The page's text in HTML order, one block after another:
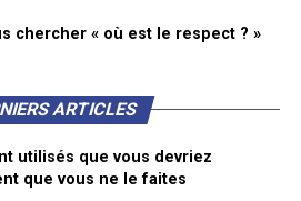
chercher « où est le respect ? »
ARTICLES
utilisés que vous devriez
que vous ne le faites